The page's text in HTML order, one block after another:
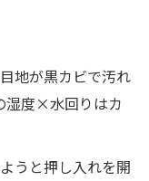
地が黒カビで汚れ
湿度×水回りはカ
うと押し入れを開